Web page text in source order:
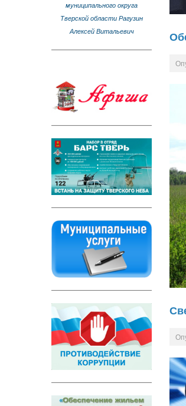
муниципального округа
Тверской области Рагузин
Алексей Витальевич